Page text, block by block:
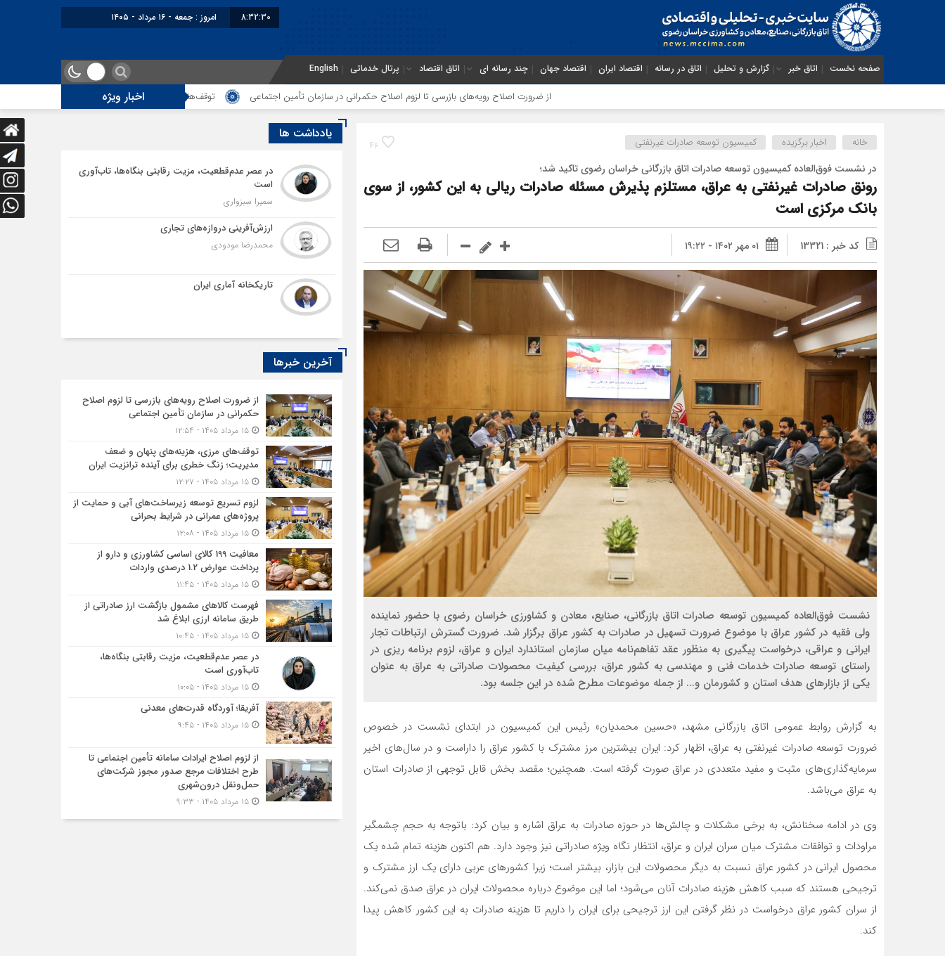
8:32:31 برابر با : Friday - 7 August - 2026
صفحه نخست اتاق خبر گزارش و تحلیل اتاق در رسانه اقتصاد ایران اقتصاد جهان چند رسانه ای اتاق اقتصاد پرتال خدماتی English
اخبار ویژه از ضرورت اصلاح رویه‌های بازرسی تا لزوم اصلاح حکمرانی در سازمان تأمین اجتماعی توقف‌های مرزی، هزینه‌های پنهان و ضعف مدیریت؛ زنگ خطری برای آینده
46 خانه اخبار برگزیده کمیسیون توسعه صادرات غیرنفتی
در نشست فوق‌العاده کمیسیون توسعه صادرات اتاق بازرگانی خراسان رضوی تاکید شد؛
رونق صادرات غیرنفتی به عراق، مستلزم پذیرش مسئله صادرات ریالی به این کشور، از سوی
بانک مرکزی است
کد خبر : 13321 ۰۱ مهر ۱۴۰۲ - ۱۹:۲۲
نشست فوق‌العاده‌ کمیسیون توسعه صادرات اتاق بازرگانی، صنایع، معادن و کشاورزی خراسان رضوی با حضور نماینده
ولی فقیه در کشور عراق با موضوع ضرورت تسهیل در صادرات به کشور عراق برگزار شد. ضرورت گسترش ارتباطات تجار
ایرانی و عراقی، درخواست پیگیری به منظور عقد تفاهم‌نامه میان سازمان استاندارد ایران و عراق، لزوم برنامه ریزی در
راستای توسعه صادرات خدمات فنی و مهندسی به کشور عراق، بررسی کیفیت محصولات صادراتی به عراق به عنوان
یکی از بازارهای هدف استان و کشورمان و... از جمله موضوعات مطرح شده در این جلسه بود.
به گزارش روابط عمومی اتاق بازرگانی مشهد، «حسین محمدیان» رئیس این کمیسیون در ابتدای نشست در خصوص
ضرورت توسعه صادرات غیرنفتی به عراق، اظهار کرد: ایران بیشترین مرز مشترک با کشور عراق را داراست و در سال‌های اخیر
سرمایه‌گذاری‌های مثبت و مفید متعددی در عراق صورت گرفته است. همچنین؛ مقصد بخش قابل توجهی از صادرات استان
به عراق می‌باشد.
وی در ادامه سخنانش، به برخی مشکلات و چالش‌ها در حوزه صادرات به عراق اشاره و بیان کرد: باتوجه به حجم چشمگیر
مراودات و توافقات مشترک میان سران ایران و عراق، انتظار نگاه ویژه صادراتی نیز وجود دارد. هم اکنون هزینه تمام شده یک
محصول ایرانی در کشور عراق نسبت به دیگر محصولات این بازار، بیشتر است؛ زیرا کشورهای عربی دارای یک ارز مشترک و
ترجیحی هستند که سبب کاهش هزینه صادرات آنان می‌شود؛ اما این موضوع درباره محصولات ایران در عراق صدق نمی‌کند.
از سران کشور عراق درخواست در نظر گرفتن این ارز ترجیحی برای ایران را داریم تا هزینه صادرات به این کشور کاهش پیدا
کند.
یادداشت ها
در عصر عدم‌قطعیت، مزیت رقابتی بنگاه‌ها، تاب‌آوری
است
سمیرا سبزواری
ارزش‌آفرینی دروازه‌های تجاری
محمدرضا مودودی
تاریکخانه آماری ایران
آخرین خبرها
از ضرورت اصلاح رویه‌های بازرسی تا لزوم اصلاح
حکمرانی در سازمان تأمین اجتماعی
۱۵ مرداد ۱۴۰۵ - ۱۲:۵۴
توقف‌های مرزی، هزینه‌های پنهان و ضعف
مدیریت؛ زنگ خطری برای آینده ترانزیت ایران
۱۵ مرداد ۱۴۰۵ - ۱۲:۲۷
لزوم تسریع توسعه زیرساخت‌های آبی و حمایت از
پروژه‌های عمرانی در شرایط بحرانی
۱۵ مرداد ۱۴۰۵ - ۱۲:۰۸
معافیت 199 کالای اساسی کشاورزی و دارو از
پرداخت عوارض 1.2 درصدی واردات
۱۵ مرداد ۱۴۰۵ - ۱۱:۴۵
فهرست کالاهای مشمول بازگشت ارز صادراتی از
طریق سامانه ارزی ابلاغ شد
۱۵ مرداد ۱۴۰۵ - ۱۰:۴۵
در عصر عدم‌قطعیت، مزیت رقابتی بنگاه‌ها،
تاب‌آوری است
۱۵ مرداد ۱۴۰۵ - ۱۰:۰۵
آفریقا؛ آوردگاه قدرت‌های معدنی
۱۵ مرداد ۱۴۰۵ - ۹:۴۵
از لزوم اصلاح ایرادات سامانه تأمین اجتماعی تا
طرح اختلافات مرجع صدور مجوز شرکت‌های
حمل‌ونقل درون‌شهری
۱۵ مرداد ۱۴۰۵ - ۹:۳۳